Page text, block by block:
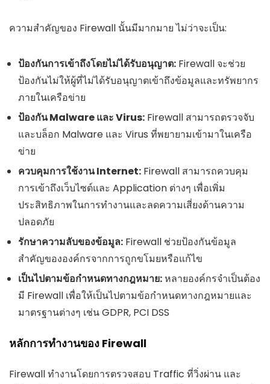
ความสำคัญของ Firewall นั้นมีมากมาย ไม่ว่าจะเป็น:
ป้องกันการเข้าถึงโดยไม่ได้รับอนุญาต: Firewall จะช่วย
ป้องกันไม่ให้ผู้ที่ไม่ได้รับอนุญาตเข้าถึงข้อมูลและทรัพยากร
ภายในเครือข่าย
ป้องกัน Malware และ Virus: Firewall สามารถตรวจจับ
และบล็อก Malware และ Virus ที่พยายามเข้ามาในเครือ
ข่าย
ควบคุมการใช้งาน Internet: Firewall สามารถควบคุม
การเข้าถึงเว็บไซต์และ Application ต่างๆ เพื่อเพิ่ม
ประสิทธิภาพในการทำงานและลดความเสี่ยงด้านความ
ปลอดภัย
รักษาความลับของข้อมูล: Firewall ช่วยป้องกันข้อมูล
สำคัญขององค์กรจากการถูกขโมยหรือแก้ไข
เป็นไปตามข้อกำหนดทางกฎหมาย:หลายองค์กรจำเป็นต้อง
มี Firewall เพื่อให้เป็นไปตามข้อกำหนดทางกฎหมายและ
มาตรฐานต่างๆ เช่น GDPR, PCI DSS
หลักการทำงานของ Firewall
Firewall ทำงานโดยการตรวจสอบ Traffic ที่วิ่งผ่าน และ